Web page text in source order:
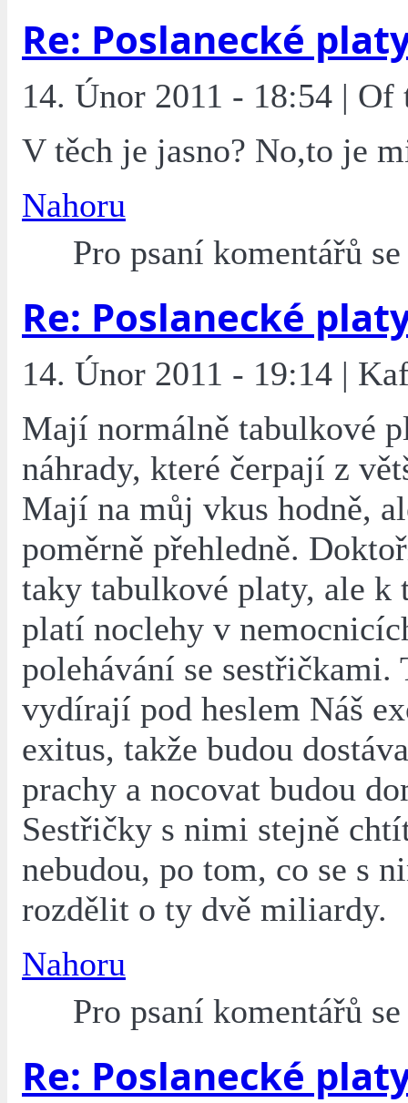
Re: Poslanecké
14. Únor 2011 - 18:54 | Of
V těch je jasno? No,to je
Nahoru
Pro psaní komentářů
Re: Poslanecké
14. Únor 2011 - 19:14 |
Mají normálně tabulkové
náhrady, které čerpají z
Mají na můj vkus hodně,
poměrně přehledně.
taky tabulkové platy, ale k
platí noclehy v
polehávání se sestřičkami.
vydírají pod heslem Náš
exitus, takže budou
prachy a nocovat budou
Sestřičky s nimi stejně
nebudou, po tom, co se s
rozdělit o ty dvě miliardy.
Nahoru
Pro psaní komentářů
Re: Poslanecké